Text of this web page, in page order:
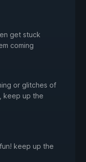
get stuck
coming
or glitches of
keep up the
keep up the